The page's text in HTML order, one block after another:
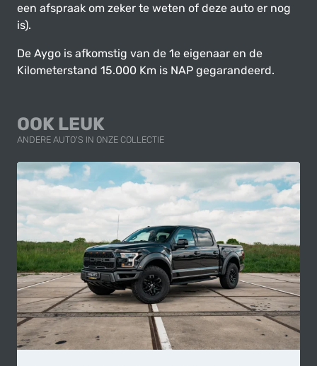
een afspraak om zeker te weten of deze auto er nog
is).
De Aygo is afkomstig van de 1e eigenaar en de
Kilometerstand 15.000 Km is NAP gegarandeerd.
OOK LEUK
ANDERE AUTO'S IN ONZE COLLECTIE